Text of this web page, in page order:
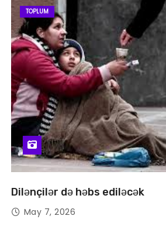
TOPLUM
Dilənçilər də həbs ediləcək
May 7, 2026